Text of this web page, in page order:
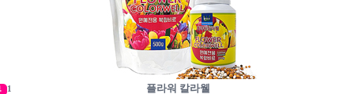
1 플라워 칼라웰